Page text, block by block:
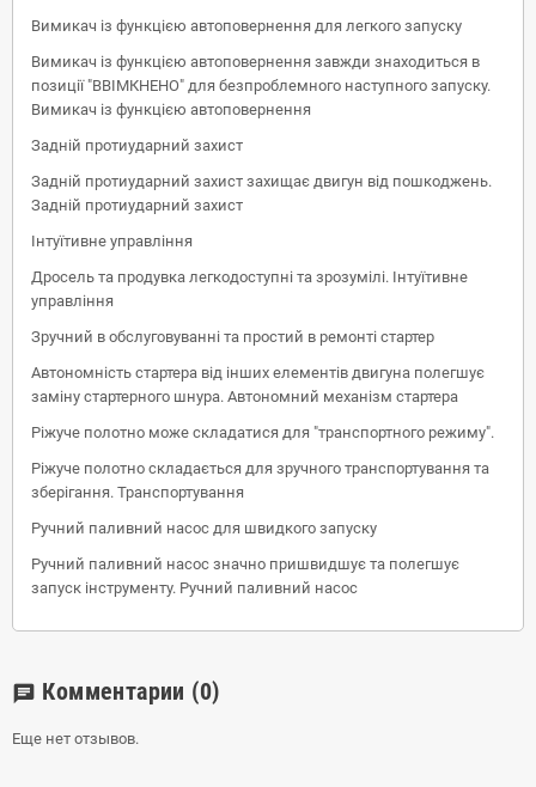
Вимикач із функцією автоповернення для легкого запуску
Вимикач із функцією автоповернення завжди знаходиться в
позиції "ВВІМКНЕНО" для безпроблемного наступного запуску.
Вимикач із функцією автоповернення
Задній протиударний захист
Задній протиударний захист захищає двигун від пошкоджень.
Задній протиударний захист
Інтуїтивне управління
Дросель та продувка легкодоступні та зрозумілі. Інтуїтивне
управління
Зручний в обслуговуванні та простий в ремонті стартер
Автономність стартера від інших елементів двигуна полегшує
заміну стартерного шнура. Автономний механізм стартера
Ріжуче полотно може складатися для "транспортного режиму".
Ріжуче полотно складається для зручного транспортування та
зберігання. Транспортування
Ручний паливний насос для швидкого запуску
Ручний паливний насос значно пришвидшує та полегшує
запуск інструменту. Ручний паливний насос
chat Комментарии (0)
Еще нет отзывов.